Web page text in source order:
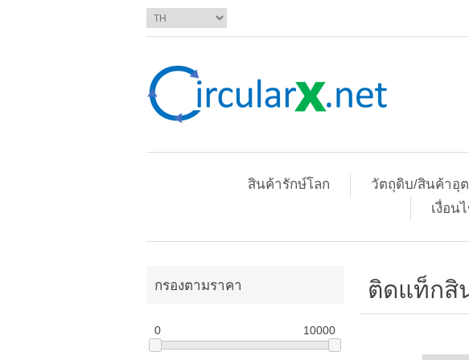
สินค้ารักษ์โลก วัตถุดิบ/สินค้าอุ
เงื่อน
กรองตามราคา
0 10000
ติดแท็กสิ